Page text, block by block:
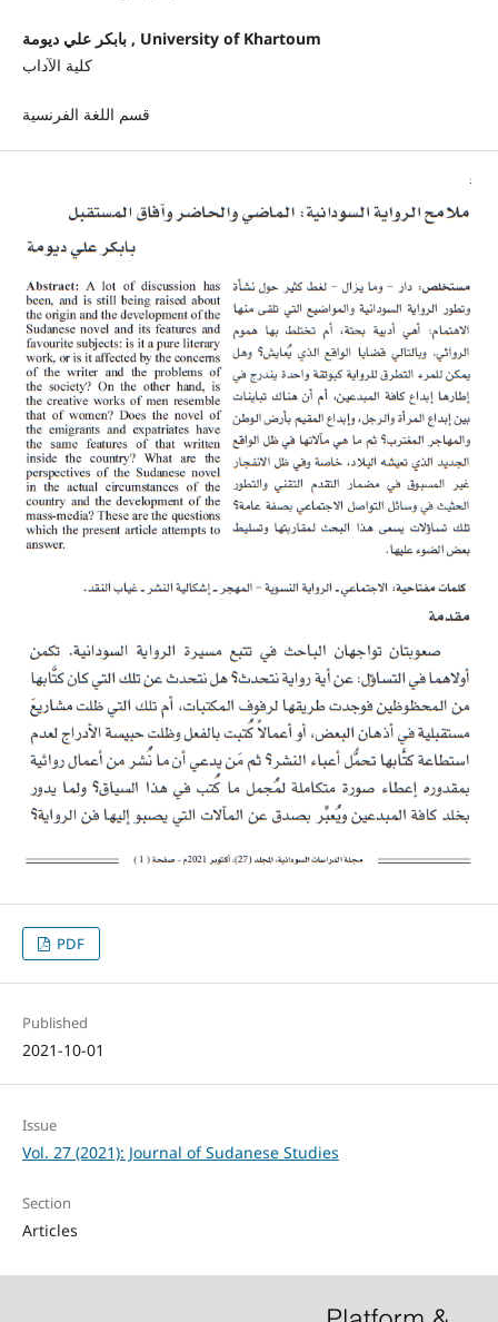
بابكر علي ديومة , University of Khartoum
كلية الآداب
قسم اللغة الفرنسية
PDF
Published
2021-10-01
Issue
Vol. 27 (2021): Journal of Sudanese Studies
Section
Articles